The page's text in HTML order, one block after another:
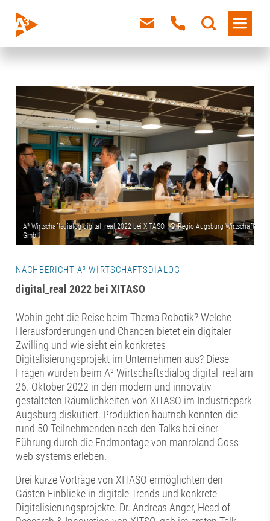
NACHBERICHT A³ WIRTSCHAFTSDIALOG
digital_real 2022 bei XITASO
Wohin geht die Reise beim Thema Robotik? Welche
Herausforderungen und Chancen bietet ein digitaler
Zwilling und wie sieht ein konkretes
Digitalisierungsprojekt im Unternehmen aus? Diese
Fragen wurden beim A³ Wirtschaftsdialog digital_real am
26. Oktober 2022 in den modern und innovativ
gestalteten Räumlichkeiten von XITASO im Industriepark
Augsburg diskutiert. Produktion hautnah konnten die
rund 50 Teilnehmenden nach den Talks bei einer
Führung durch die Endmontage von manroland Goss
web systems erleben.
Drei kurze Vorträge von XITASO ermöglichten den
Gästen Einblicke in digitale Trends und konkrete
Digitalisierungsprojekte. Dr. Andreas Anger, Head of